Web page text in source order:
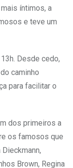
íntimos, a
e teve um
Desde cedo,
caminho
para facilitar o
dos primeiros a
os famosos que
Brown, Regina